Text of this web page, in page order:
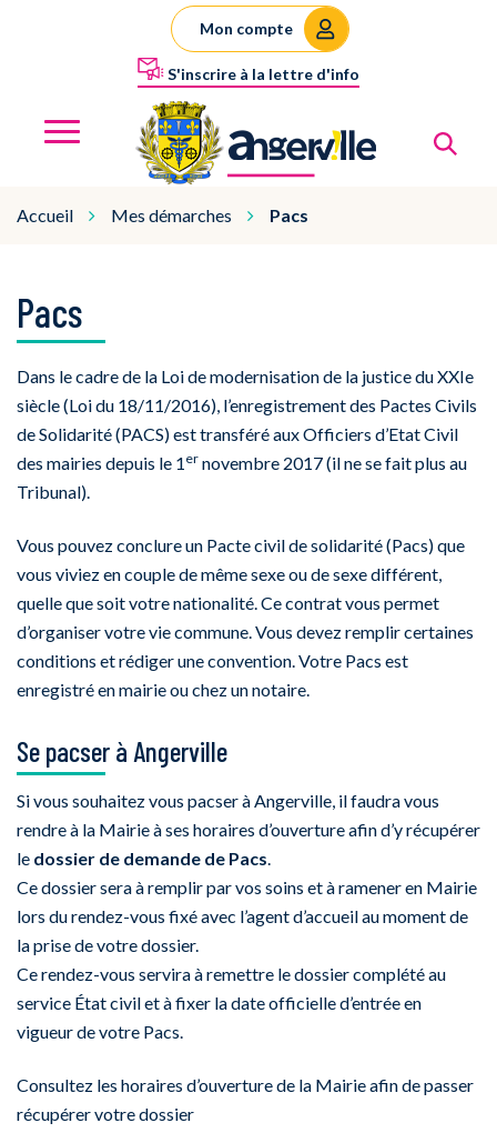
S'inscrire à la lettre d'info
Mon compte
Angerville
Accueil Mes démarches Pacs
Pacs
Dans le cadre de la Loi de modernisation de la justice du XXIe
siècle (Loi du 18/11/2016), l’enregistrement des Pactes Civils
de Solidarité (PACS) est transféré aux Officiers d’Etat Civil
des mairies depuis le 1 er novembre 2017 (il ne se fait plus au
Tribunal).
Vous pouvez conclure un Pacte civil de solidarité (Pacs) que
vous viviez en couple de même sexe ou de sexe différent,
quelle que soit votre nationalité. Ce contrat vous permet
d’organiser votre vie commune. Vous devez remplir certaines
conditions et rédiger une convention. Votre Pacs est
enregistré en mairie ou chez un notaire.
Se pacser à Angerville
Si vous souhaitez vous pacser à Angerville, il faudra vous
rendre à la Mairie à ses horaires d’ouverture afin d’y récupérer
le dossier de demande de Pacs
Ce dossier sera à remplir par vos soins et à ramener en Mairie
lors du rendez-vous fixé avec l’agent d’accueil au moment de
la prise de votre dossier.
Ce rendez-vous servira à remettre le dossier complété au
service État civil et à fixer la date officielle d’entrée en
vigueur de votre Pacs.
Consultez les horaires d’ouverture de la Mairie afin de passer
récupérer votre dossier